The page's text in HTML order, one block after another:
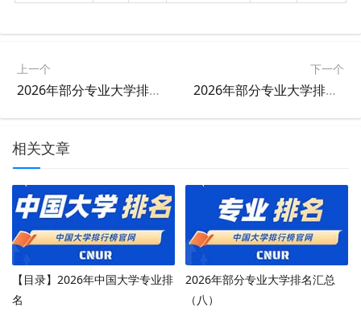
上一个
2026年部分专业大学排名汇总（五）
下一个
2026年部分专业大学排名汇总（七）
相关文章
【目录】2026年中国大学专业排
名
2026年部分专业大学排名汇总
（八）